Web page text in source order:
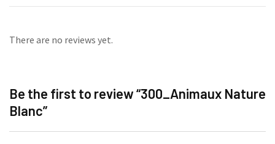
There are no reviews yet.
Be the first to review “300_Animaux Nature
Blanc”